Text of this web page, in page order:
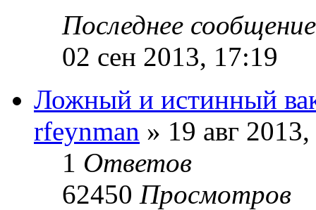
Последнее
02 сен 2013, 17:19
Ложный и истинный
rfeynman » 19 авг
1 Ответов
62450 Просмотров